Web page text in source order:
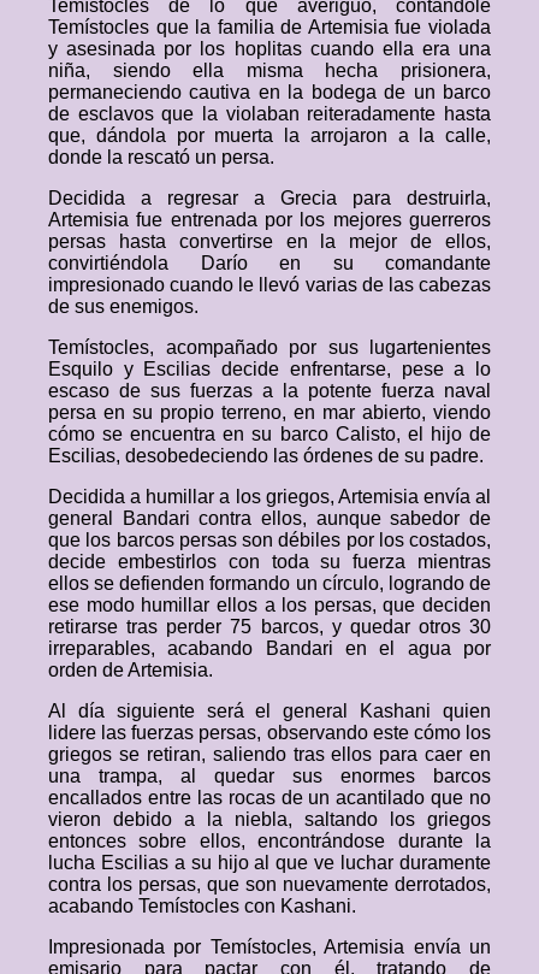
Temístocles de lo que averiguó, contándole
Temístocles que la familia de Artemisia fue violada
y asesinada por los hoplitas cuando ella era una
niña, siendo ella misma hecha prisionera,
permaneciendo cautiva en la bodega de un barco
de esclavos que la violaban reiteradamente hasta
que, dándola por muerta la arrojaron a la calle,
donde la rescató un persa.
Decidida a regresar a Grecia para destruirla,
Artemisia fue entrenada por los mejores guerreros
persas hasta convertirse en la mejor de ellos,
convirtiéndola Darío en su comandante
impresionado cuando le llevó varias de las cabezas
de sus enemigos.
Temístocles, acompañado por sus lugartenientes
Esquilo y Escilias decide enfrentarse, pese a lo
escaso de sus fuerzas a la potente fuerza naval
persa en su propio terreno, en mar abierto, viendo
cómo se encuentra en su barco Calisto, el hijo de
Escilias, desobedeciendo las órdenes de su padre.
Decidida a humillar a los griegos, Artemisia envía al
general Bandari contra ellos, aunque sabedor de
que los barcos persas son débiles por los costados,
decide embestirlos con toda su fuerza mientras
ellos se defienden formando un círculo, logrando de
ese modo humillar ellos a los persas, que deciden
retirarse tras perder 75 barcos, y quedar otros 30
irreparables, acabando Bandari en el agua por
orden de Artemisia.
Al día siguiente será el general Kashani quien
lidere las fuerzas persas, observando este cómo los
griegos se retiran, saliendo tras ellos para caer en
una trampa, al quedar sus enormes barcos
encallados entre las rocas de un acantilado que no
vieron debido a la niebla, saltando los griegos
entonces sobre ellos, encontrándose durante la
lucha Escilias a su hijo al que ve luchar duramente
contra los persas, que son nuevamente derrotados,
acabando Temístocles con Kashani.
Impresionada por Temístocles, Artemisia envía un
emisario para pactar con él, tratando de